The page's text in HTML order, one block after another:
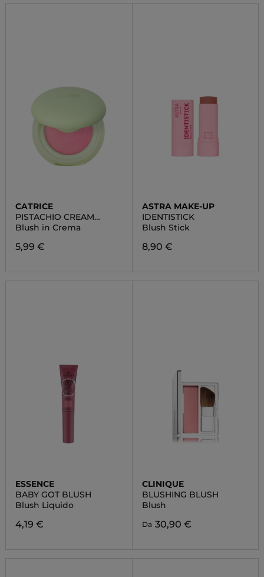
CATRICE
PISTACHIO CREAM
DELIGHT
Blush in Crema
5,99 €
ASTRA MAKE-UP
IDENTISTICK
Blush Stick
8,90 €
ESSENCE
BABY GOT BLUSH
Blush Liquido
4,19 €
CLINIQUE
BLUSHING BLUSH
Blush
Da 30,90 €